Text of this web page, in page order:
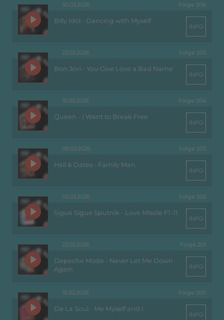
30.03.2026 Folge 206
Billy Idol - Dancing with Myself
INFO
23.03.2026 Folge 205
Bon Jovi - You Give Love a Bad Name
INFO
16.03.2026 Folge 204
Queen - I Want to Break Free
INFO
09.03.2026 Folge 203
Hall & Oates - Family Man
INFO
02.03.2026 Folge 202
Sigue Sigue Sputnik - Love Missile F1-11
INFO
23.02.2026 Folge 201
Depeche Mode - Never Let Me Down
Again
INFO
16.02.2026 Folge 200
De La Soul - Me Myself and I
INFO